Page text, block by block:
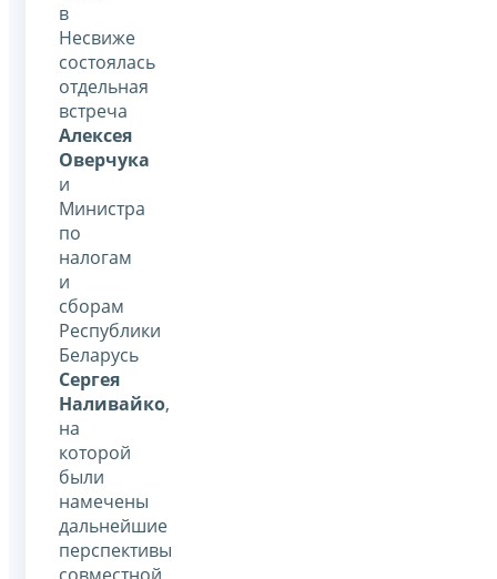
в
Несвиже
состоялась
отдельная
встреча
Алексея
Оверчука
и
Министра
по
налогам
и
сборам
Республики
Беларусь
Сергея
Наливайко,
на
которой
были
намечены
дальнейшие
перспективы
совместной